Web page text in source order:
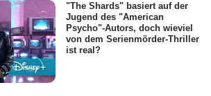
"The Shards" basiert auf der
Jugend des "American
Psycho"-Autors, doch wieviel
von dem Serienmörder-Thriller
ist real?